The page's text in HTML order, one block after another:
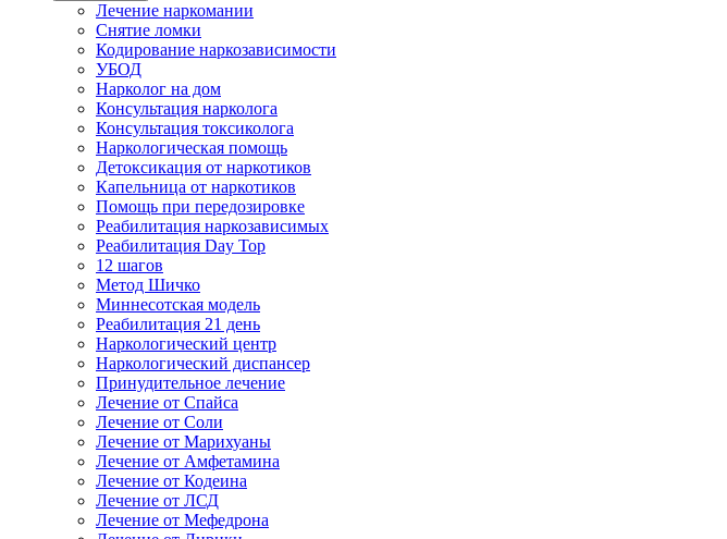
Лечение наркомании
Снятие ломки
Кодирование наркозависимости
УБОД
Нарколог на дом
Консультация нарколога
Консультация токсиколога
Наркологическая помощь
Детоксикация от наркотиков
Капельница от наркотиков
Помощь при передозировке
Реабилитация наркозависимых
Реабилитация Day Top
12 шагов
Метод Шичко
Миннесотская модель
Реабилитация 21 день
Наркологический центр
Наркологический диспансер
Принудительное лечение
Лечение от Спайса
Лечение от Соли
Лечение от Марихуаны
Лечение от Амфетамина
Лечение от Кодеина
Лечение от ЛСД
Лечение от Мефедрона